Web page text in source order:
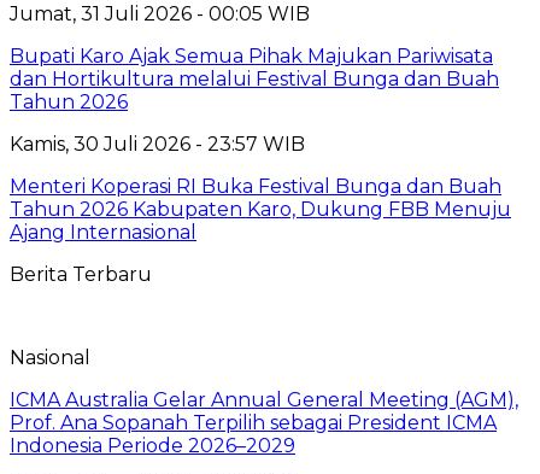
Jumat, 31 Juli 2026 - 00:05 WIB
Bupati Karo Ajak Semua Pihak Majukan Pariwisata
dan Hortikultura melalui Festival Bunga dan Buah
Tahun 2026
Kamis, 30 Juli 2026 - 23:57 WIB
Menteri Koperasi RI Buka Festival Bunga dan Buah
Tahun 2026 Kabupaten Karo, Dukung FBB Menuju
Ajang Internasional
Berita Terbaru
Nasional
ICMA Australia Gelar Annual General Meeting (AGM),
Prof. Ana Sopanah Terpilih sebagai President ICMA
Indonesia Periode 2026–2029